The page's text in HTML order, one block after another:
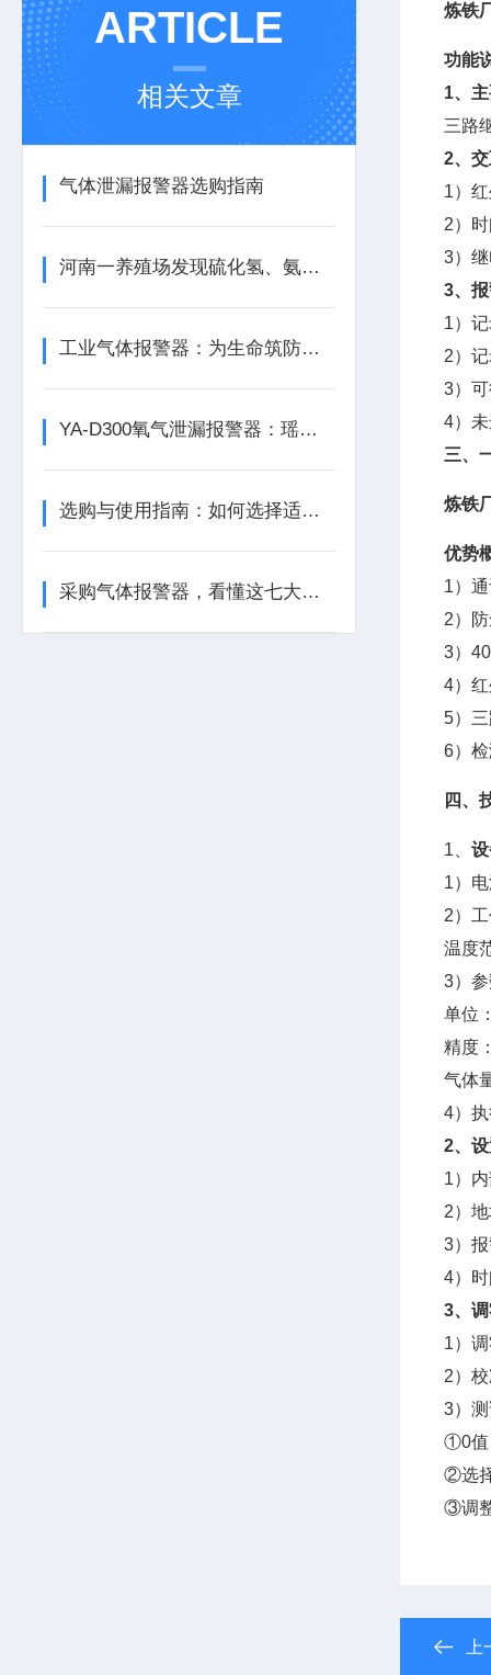
ARTICLE
相关文章
气体泄漏报警器选购指南
河南一养殖场发现硫化氢、氨气等有毒气体含量超标
工业气体报警器：为生命筑防线，为生产保安全
YA-D300氧气泄漏报警器：瑶安电子筑牢泄漏防护的工业安全防线
选购与使用指南：如何选择适合的气体泄漏报警器？
采购气体报警器，看懂这七大参数比价格更重要
炼铁
功能
1、
三路
2、
1）
2）
3）
3、
1）
2）
3）
4）
三、
炼铁
优势
1）
2）
3）
4）
5）
6）
四、
1、
1）
2）
温度
3）
单位
精度
气体
4）
2、
1）
2）
3）
4）
3、
1）
2）
3）
①0值
②选
③调